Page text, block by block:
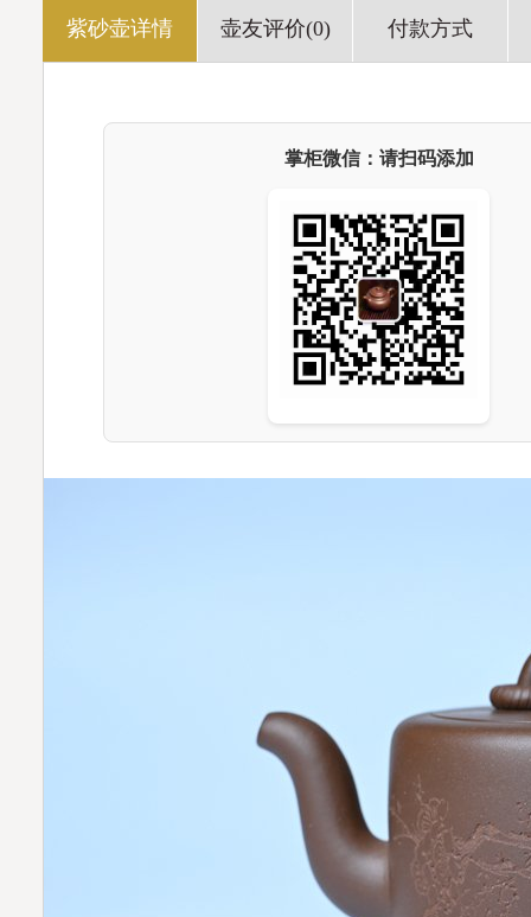
紫砂壶详情 壶友评价(0) 付款方式
掌柜微信：请扫码添加